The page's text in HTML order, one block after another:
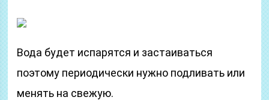
Вода будет испарятся и застаиваться
поэтому периодически нужно подливать или
менять на свежую.